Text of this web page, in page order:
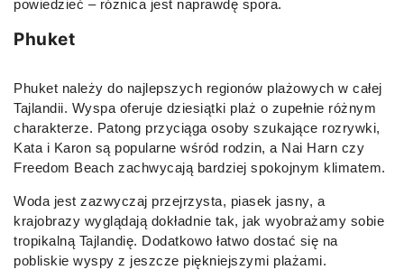
powiedzieć – różnica jest naprawdę spora.
Phuket
Phuket należy do najlepszych regionów plażowych w całej
Tajlandii. Wyspa oferuje dziesiątki plaż o zupełnie różnym
charakterze. Patong przyciąga osoby szukające rozrywki,
Kata i Karon są popularne wśród rodzin, a Nai Harn czy
Freedom Beach zachwycają bardziej spokojnym klimatem.
Woda jest zazwyczaj przejrzysta, piasek jasny, a
krajobrazy wyglądają dokładnie tak, jak wyobrażamy sobie
tropikalną Tajlandię. Dodatkowo łatwo dostać się na
pobliskie wyspy z jeszcze piękniejszymi plażami.